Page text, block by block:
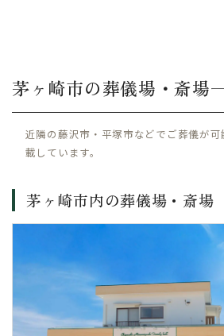
茅ヶ崎市の葬儀場・斎場
近隣の藤沢市・平塚市などでご葬儀が
載しています。
茅ヶ崎市内の葬儀場・斎場